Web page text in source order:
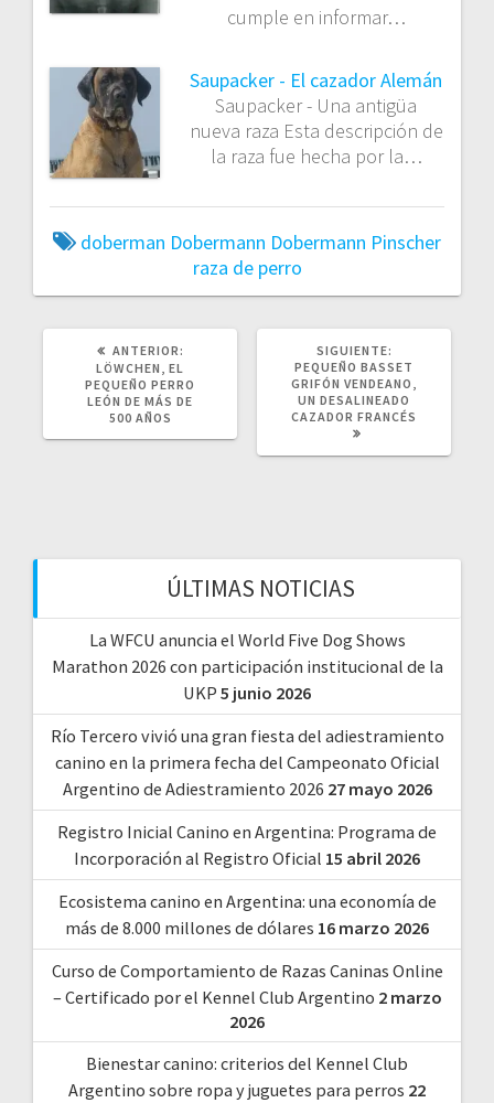
cumple en informar…
Saupacker - El cazador Alemán
Saupacker - Una antigüa
nueva raza Esta descripción de
la raza fue hecha por la…
doberman Dobermann Dobermann Pinscher
raza de perro
ANTERIOR:
LÖWCHEN, EL
PEQUEÑO PERRO
LEÓN DE MÁS DE
500 AÑOS
SIGUIENTE:
POST:
PEQUEÑO BASSET
GRIFÓN VENDEANO,
UN DESALINEADO
CAZADOR FRANCÉS
ÚLTIMAS NOTICIAS
La WFCU anuncia el World Five Dog Shows
Marathon 2026 con participación institucional de la
UKP 5 junio 2026
Río Tercero vivió una gran fiesta del adiestramiento
canino en la primera fecha del Campeonato Oficial
Argentino de Adiestramiento 2026 27 mayo 2026
Registro Inicial Canino en Argentina: Programa de
Incorporación al Registro Oficial 15 abril 2026
Ecosistema canino en Argentina: una economía de
más de 8.000 millones de dólares 16 marzo 2026
Curso de Comportamiento de Razas Caninas Online
– Certificado por el Kennel Club Argentino 2 marzo
2026
Bienestar canino: criterios del Kennel Club
Argentino sobre ropa y juguetes para perros 22